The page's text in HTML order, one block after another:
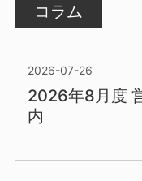
コラム
2026-07-26
2026年8月度
内